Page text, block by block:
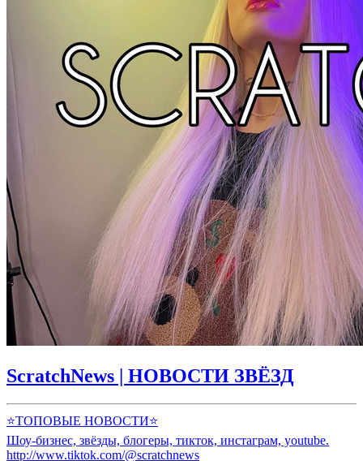
ScratchNews | НОВОСТИ ЗВЁЗД
⭐️ТОПОВЫЕ НОВОСТИ⭐️
Шоу-бизнес, звёзды, блогеры, тикток, инстаграм, youtube.
http://www.tiktok.com/@scratchnews